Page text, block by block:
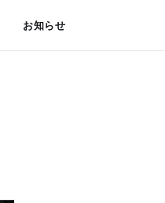
お知らせ